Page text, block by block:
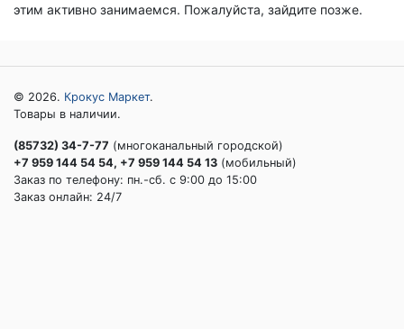
этим активно занимаемся. Пожалуйста, зайдите позже.
© 2026. Крокус Маркет.
Товары в наличии.
(85732) 34-7-77 (многоканальный городской)
+7 959 144 54 54, +7 959 144 54 13 (мобильный)
Заказ по телефону: пн.-сб. c 9:00 до 15:00
Заказ онлайн: 24/7